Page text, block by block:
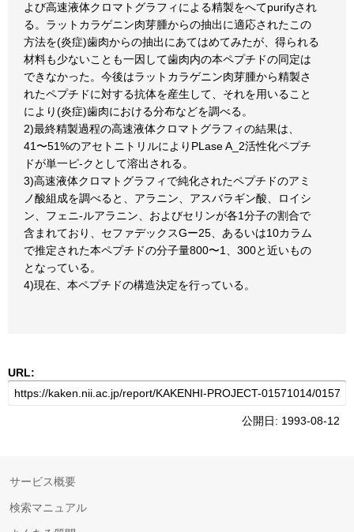
よび高速液体クロマトグラフィによる精製をへてpurifyされ
る。ラットカラゲニン肉芽腫からの抽出に適応されたこの
方法を(炎症)歯肉からの抽出にあてはめてみたが、得られる
材料も少ないことも一因して歯肉内の本ペプチドの同定は
できなかった。今後はラットカラゲニン肉芽腫から精製さ
れたペプチドに対する抗体を産生して、それを用いること
により(炎症)歯肉における分布などを調べる。
2)最終精製過程の高速液体クロマトグラフィの結果は、
41〜51%のアセトニトリルによりPLase A_2活性化ペプチ
ドが単一ピ-クとして溶出される。
3)高速液体クロマトグラフィで純化されたペプチドのアミ
ノ酸組成を調べると、アラニン、アスバラギン酸、ロイシ
ン、フェニ-ルアラニン、およびセリンが各1分子の割合で
含まれており、セファデックスGー25、あるいは10カラム
で推定された本ペプチドの分子量800〜1、300と近いもの
となっている。
4)現在、本ペプチドの構造決定を行っている。
URL:
公開日: 1993-08-12
サービス概要
検索マニュアル